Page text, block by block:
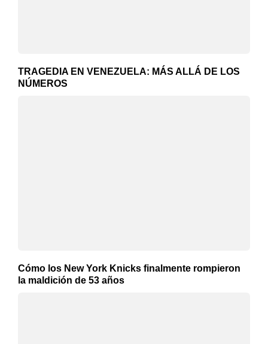
TRAGEDIA EN VENEZUELA: MÁS ALLÁ DE LOS
NÚMEROS
Cómo los New York Knicks finalmente rompieron
la maldición de 53 años